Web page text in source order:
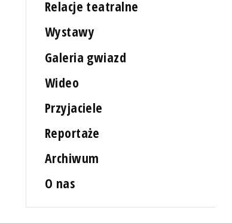
Relacje teatralne
Wystawy
Galeria gwiazd
Wideo
Przyjaciele
Reportaże
Archiwum
O nas